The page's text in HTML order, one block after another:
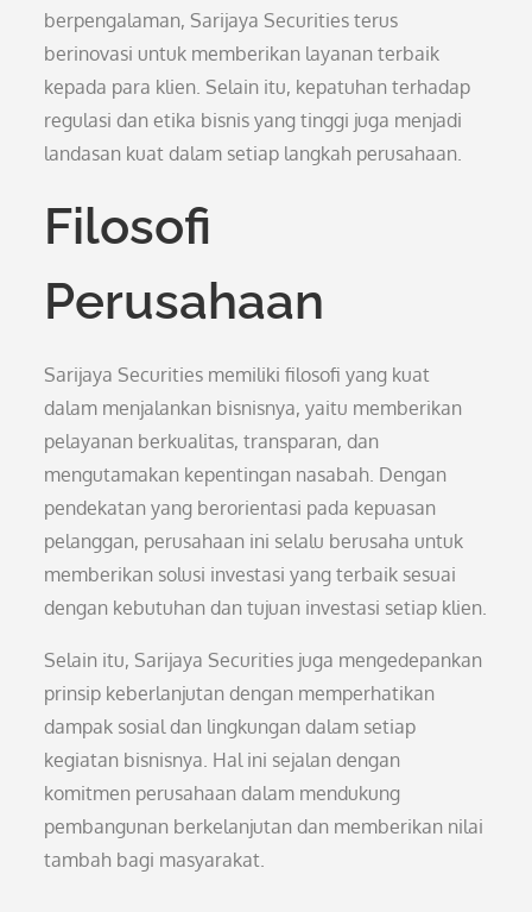
berpengalaman, Sarijaya Securities terus
berinovasi untuk memberikan layanan terbaik
kepada para klien. Selain itu, kepatuhan terhadap
regulasi dan etika bisnis yang tinggi juga menjadi
landasan kuat dalam setiap langkah perusahaan.
Filosofi
Perusahaan
Sarijaya Securities memiliki filosofi yang kuat
dalam menjalankan bisnisnya, yaitu memberikan
pelayanan berkualitas, transparan, dan
mengutamakan kepentingan nasabah. Dengan
pendekatan yang berorientasi pada kepuasan
pelanggan, perusahaan ini selalu berusaha untuk
memberikan solusi investasi yang terbaik sesuai
dengan kebutuhan dan tujuan investasi setiap klien.
Selain itu, Sarijaya Securities juga mengedepankan
prinsip keberlanjutan dengan memperhatikan
dampak sosial dan lingkungan dalam setiap
kegiatan bisnisnya. Hal ini sejalan dengan
komitmen perusahaan dalam mendukung
pembangunan berkelanjutan dan memberikan nilai
tambah bagi masyarakat.